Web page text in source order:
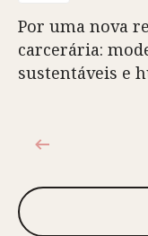
Por uma nova
carcerária:
sustentáveis e